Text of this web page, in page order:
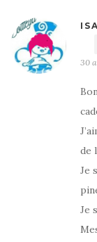
30
de
Je
Je